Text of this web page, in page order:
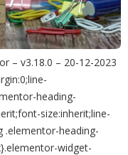
– v3.18.0 – 20-12-2023
heading-
size:inherit;line-
.elementor-heading-
widget-